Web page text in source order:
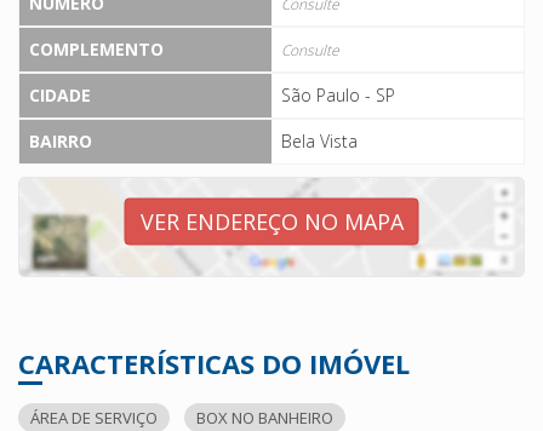
Consulte
COMPLEMENTO Consulte
CIDADE
São Paulo - SP
BAIRRO
Bela Vista
VER ENDEREÇO NO MAPA
CARACTERÍSTICAS DO IMÓVEL
ÁREA DE SERVIÇO BOX NO BANHEIRO